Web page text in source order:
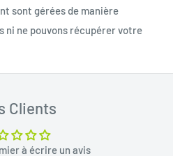
sont gérées de manière
ni ne pouvons récupérer votre
Clients
à écrire un avis